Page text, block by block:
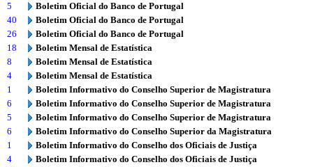
5
Boletim Oficial do Banco de Portugal
40
Boletim Oficial do Banco de Portugal
26
Boletim Oficial do Banco de Portugal
18
Boletim Mensal de Estatística
8
Boletim Mensal de Estatística
4
Boletim Mensal de Estatística
1
Boletim Informativo do Conselho Superior de Magistratura
6
Boletim Informativo do Conselho Superior de Magistratura
5
Boletim Informativo do Conselho Superior de Magistratura
6
Boletim Informativo do Conselho Superior da Magistratura
1
Boletim Informativo do Conselho dos Oficiais de Justiça
4
Boletim Informativo do Conselho dos Oficiais de Justiça